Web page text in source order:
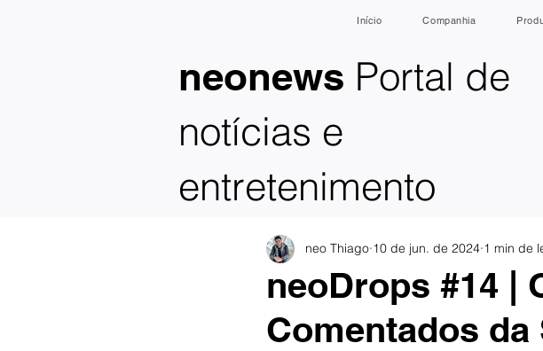
neonews Portal de
notícias e
entretenimento
Início Companhia
neoDrops #14 |
Comentados da
neo Thiago 10 de jun. de 2024 1 min de